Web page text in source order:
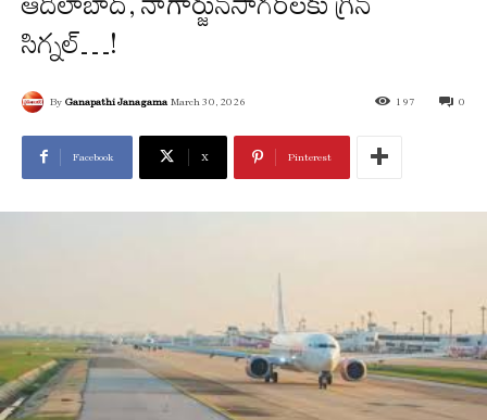
సిగ్న‌ల్…!
By Ganapathi Janagama March 30, 2026 0
197
Facebook X Pinterest